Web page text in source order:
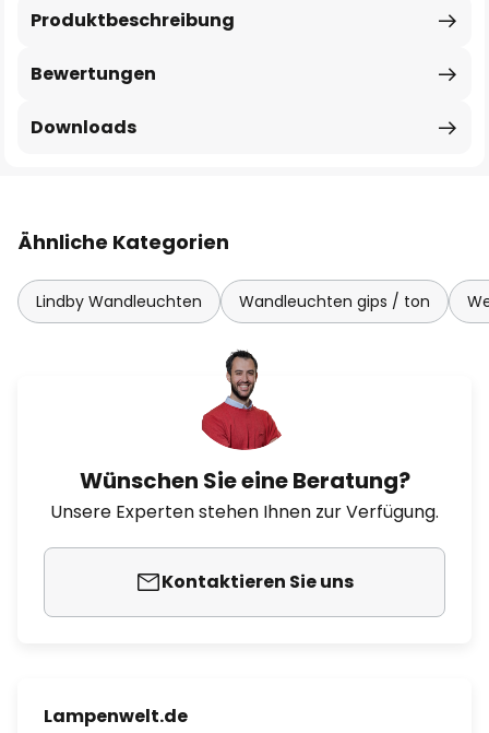
Produktbeschreibung
Bewertungen
Downloads
Ähnliche Kategorien
Lindby Wandleuchten Wandleuchten gips / ton
Wünschen Sie eine Beratung?
Unsere Experten stehen Ihnen zur Verfügung.
Kontaktieren Sie uns
Lampenwelt.de